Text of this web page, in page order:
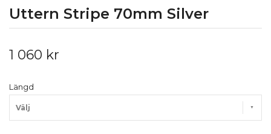
Uttern Stripe 70mm Silver
1 060 kr
Längd
Välj